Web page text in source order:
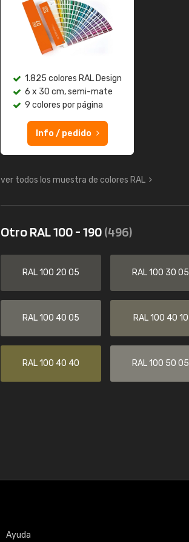
1.825 colores RAL Design
6 x 30 cm, semi-mate
9 colores por página
Info / pedido
ver todos los muestra de colores RAL
Otro RAL 100 - 190(496)
RAL 100 20 05 RAL 100 30 05
RAL 100 40 05 RAL 100 40 10
RAL 100 40 40 RAL 100 50 05
Ayuda